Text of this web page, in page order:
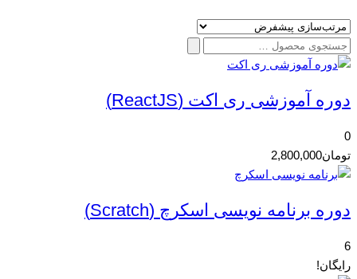
جستجو
برای:
دوره آموزشی ری اکت (ReactJS)
0
تومان2,800,000
دوره برنامه نویسی اسکرچ (Scratch)
6
رایگان!